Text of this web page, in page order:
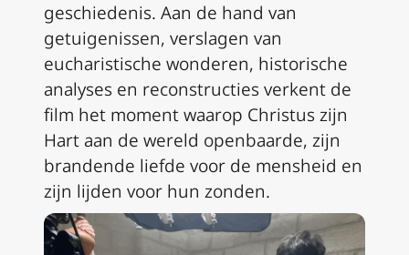
geschiedenis. Aan de hand van
getuigenissen, verslagen van
eucharistische wonderen, historische
analyses en reconstructies verkent de
film het moment waarop Christus zijn
Hart aan de wereld openbaarde, zijn
brandende liefde voor de mensheid en
zijn lijden voor hun zonden.